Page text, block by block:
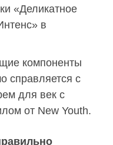
«Деликатное
в
компоненты
справляется с
для век с
от New Youth.